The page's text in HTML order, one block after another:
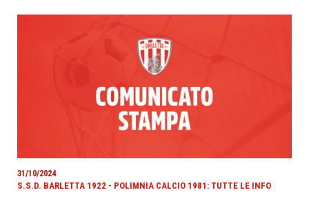
31/10/2024
S.S.D. BARLETTA 1922 - POLIMNIA CALCIO 1981: TUTTE LE INFO